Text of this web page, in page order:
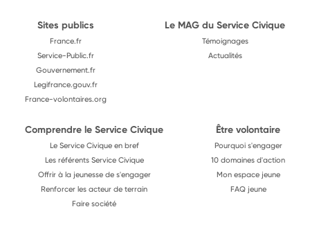
Sites publics
France.fr
Service-Public.fr
Gouvernement.fr
Legifrance.gouv.fr
France-volontaires.org
Le MAG du Service Civique
Témoignages
Actualités
Comprendre le Service Civique
Le Service Civique en bref
Les référents Service Civique
Offrir à la jeunesse de s'engager
Renforcer les acteur de terrain
Faire société
Être volontaire
Pourquoi s'engager
10 domaines d'action
Mon espace jeune
FAQ jeune